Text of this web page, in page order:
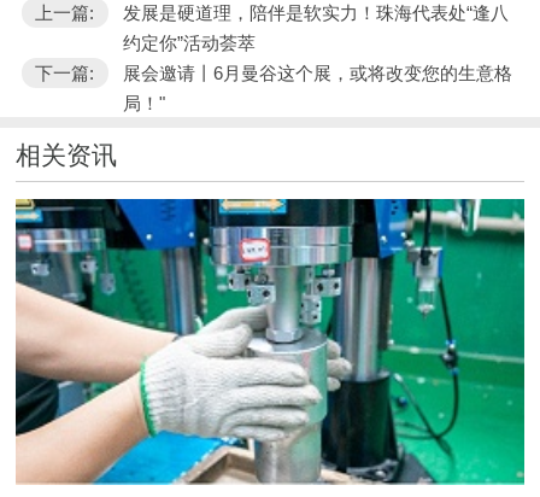
上一篇:
发展是硬道理，陪伴是软实力！珠海代表处“逢八
约定你”活动荟萃
下一篇:
展会邀请丨6月曼谷这个展，或将改变您的生意格
局！"
相关资讯